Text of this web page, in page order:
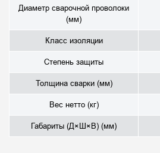
Диаметр сварочной проволоки
(мм)
Класс изоляции
Степень защиты
Толщина сварки (мм)
Вес нетто (кг)
Габариты (Д×Ш×В) (мм)